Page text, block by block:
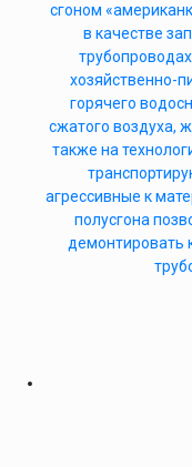
сгоном
в качестве
хозяйственно-
горячего
сжатого воздуха,
также на
агрессивные к
полусгона
демонтировать